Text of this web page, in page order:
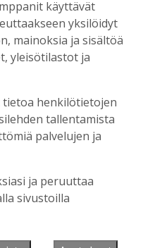
käyttävät
yksilöidyt
mainoksia ja sisältöä
yleisötilastot ja
henkilötietojen
tallentamista
palvelujen ja
ja peruuttaa
sivustoilla